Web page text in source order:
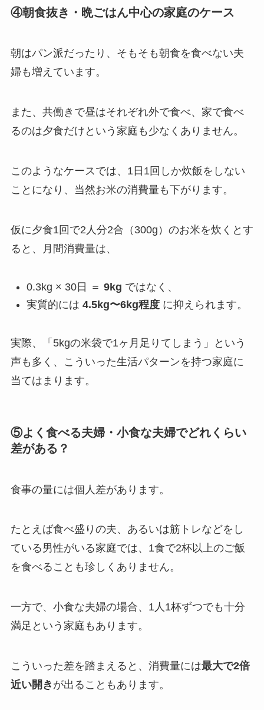
④朝食抜き・晩ごはん中心の家庭のケース
朝はパン派だったり、そもそも朝食を食べない夫
婦も増えています。
また、共働きで昼はそれぞれ外で食べ、家で食べ
るのは夕食だけという家庭も少なくありません。
このようなケースでは、1日1回しか炊飯をしない
ことになり、当然お米の消費量も下がります。
仮に夕食1回で2人分2合（300g）のお米を炊くとす
ると、月間消費量は、
0.3kg × 30日 ＝ 9kg ではなく、
実質的には 4.5kg〜6kg程度に抑えられます。
実際、「5kgの米袋で1ヶ月足りてしまう」という
声も多く、こういった生活パターンを持つ家庭に
当てはまります。
⑤よく食べる夫婦・小食な夫婦でどれくらい
差がある？
食事の量には個人差があります。
たとえば食べ盛りの夫、あるいは筋トレなどをし
ている男性がいる家庭では、1食で2杯以上のご飯
を食べることも珍しくありません。
一方で、小食な夫婦の場合、1人1杯ずつでも十分
満足という家庭もあります。
こういった差を踏まえると、消費量には最大で2倍
近い開き が出ることもあります。